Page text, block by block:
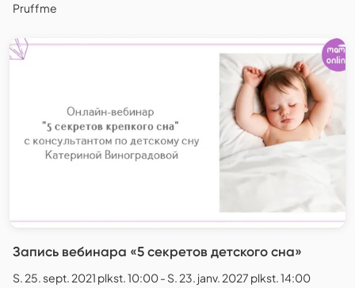
Pruffme
Запись вебинара «5 секретов детского сна»
S. 25. sept. 2021 plkst. 10:00 - S. 23. janv. 2027 plkst. 14:00